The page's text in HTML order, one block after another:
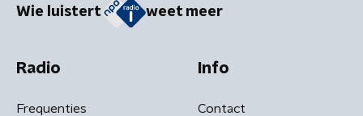
Wie luistert weet meer
Radio
Frequenties
Info
Contact